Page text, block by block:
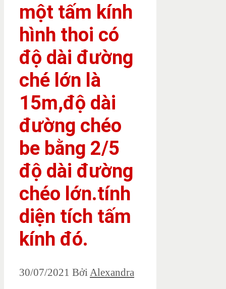
một tấm kính
hình thoi có
độ dài đường
ché lớn là
15m,độ dài
đường chéo
be bằng 2/5
độ dài đường
chéo lớn.tính
diện tích tấm
kính đó.
30/07/2021 BởiAlexandra